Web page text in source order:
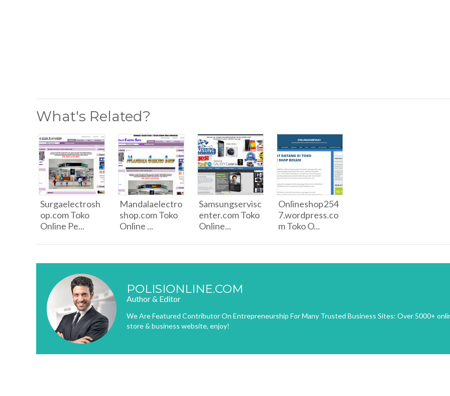
What's Related?
Surgaelectrosh
op.com Toko
Online Pe...
Mandalaelectro
shop.com Toko
Online ...
Samsungservisc
enter.com Toko
Online...
Onlineshop254
7.wordpress.co
m Toko O...
POLISIONLINE.COM
Author & Editor
We Are Featured Contributor On Entrepreneurship For Many Trusted Business Sites: Over 5000+
store & business website, enjoy!